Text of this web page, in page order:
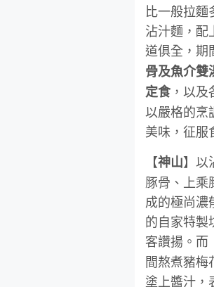
比一般拉麵
沾汁麵，配
道俱全，期
骨及魚介雙
定食 ，以
以嚴格的烹
美味，征服
【神山】以
豚骨、上乘
成的極尚濃
的自家特製
客讚揚。而
間熬煮豬梅
塗上醬汁，